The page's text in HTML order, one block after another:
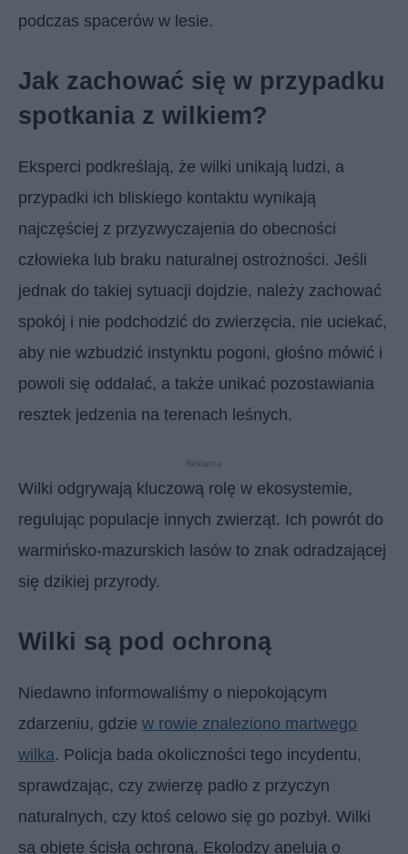
podczas spacerów w lesie.
Jak zachować się w przypadku
spotkania z wilkiem?
Eksperci podkreślają, że wilki unikają ludzi, a
przypadki ich bliskiego kontaktu wynikają
najczęściej z przyzwyczajenia do obecności
człowieka lub braku naturalnej ostrożności. Jeśli
jednak do takiej sytuacji dojdzie, należy zachować
spokój i nie podchodzić do zwierzęcia, nie uciekać,
aby nie wzbudzić instynktu pogoni, głośno mówić i
powoli się oddalać, a także unikać pozostawiania
resztek jedzenia na terenach leśnych.
Reklama
Wilki odgrywają kluczową rolę w ekosystemie,
regulując populacje innych zwierząt. Ich powrót do
warmińsko-mazurskich lasów to znak odradzającej
się dzikiej przyrody.
Wilki są pod ochroną
Niedawno informowaliśmy o niepokojącym
zdarzeniu, gdzie w rowie znaleziono martwego
wilka. Policja bada okoliczności tego incydentu,
sprawdzając, czy zwierzę padło z przyczyn
naturalnych, czy ktoś celowo się go pozbył. Wilki
są objęte ścisłą ochroną. Ekolodzy apelują o